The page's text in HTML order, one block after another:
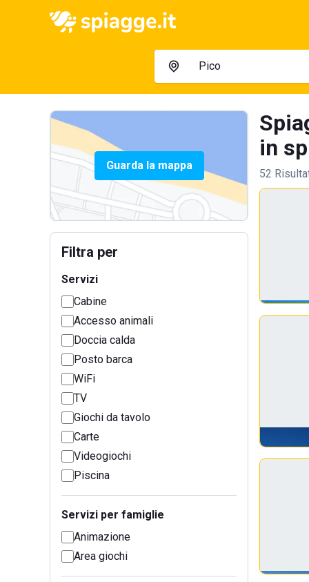
Guarda la mappa
Filtra per
Servizi
Cabine
Accesso animali
Doccia calda
Posto barca
WiFi
TV
Giochi da tavolo
Carte
Videogiochi
Piscina
Servizi per famiglie
Animazione
Area giochi
in
52